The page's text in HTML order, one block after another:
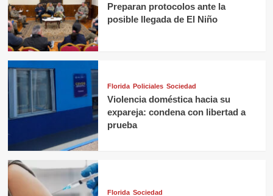
Preparan protocolos ante la
posible llegada de El Niño
Florida Policiales Sociedad
Violencia doméstica hacia su
expareja: condena con libertad a
prueba
Florida Sociedad